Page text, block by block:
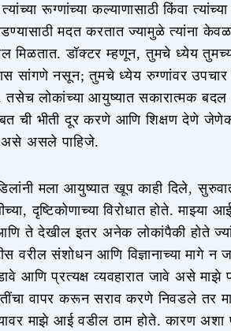
रूग्णांच्या कल्याणासाठी किंवा त्यांच्या
मदत करतात ज्यामुळे
मिळतात. डॉक्टर म्हणून, तुमचे ध्येय
सांगणे नसून; तुमचे ध्येय रुग्णांवर
लोकांच्या आयुष्यात सकारात्मक
ची भीती दूर करणे आणि शिक्षण देणे
असे असले पाहिजे.
मला आयुष्यात खूप काही दिले,
दृष्टिकोणाच्या विरोधात होते.
ते देखील इतर अनेक लोकांपैकी होते ज्यांना
वरील संशोधन आणि विज्ञानाच्या मागे न
आणि प्रत्यक्ष व्यवहारात जावे असे
वापर करून सराव करणे निवडले तर
माझे आई वडील ठाम होते. कारण अशा